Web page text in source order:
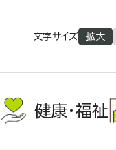
文字サイズ 拡大
健康・福祉